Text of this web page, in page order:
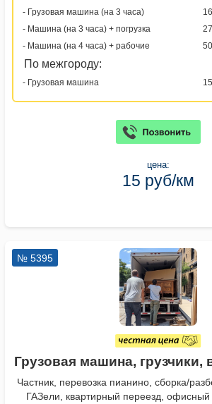
- Грузовая машина (на 3 часа)
- Машина (на 3 часа) + погрузка
- Машина (на 4 часа) + рабочие
По межгороду:
- Грузовая машина
цена:
15 руб/км
№ 5395
Грузовая машина, грузчики,
Частник, перевозка пианино, сборка/
ГАЗели, квартирный переезд,